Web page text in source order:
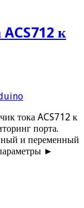
к
тока ACS712 к
порта.
и переменный
►